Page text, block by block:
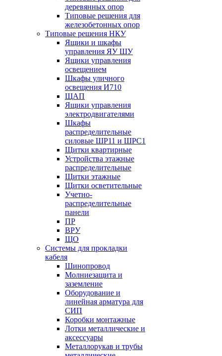
деревянных опор
Типовые решения для
железобетонных опор
Типовые решения НКУ
Ящики и шкафы
управления ЯУ ШУ
Ящики управления
освещением
Шкафы уличного
освещения И710
ЩАП
Ящики управления
электродвигателями
Шкафы
распределительные
силовые ШР11 и ШРС1
Щитки квартирные
Устройства этажные
распределительные
Щитки этажные
Щитки осветительные
Учетно-
распределительные
панели
ПР
ВРУ
ЩО
Системы для прокладки
кабеля
Шинопровод
Молниезащита и
заземление
Оборудование и
линейная арматура для
СИП
Коробки монтажные
Лотки металлические и
аксессуары
Металлорукав и трубы